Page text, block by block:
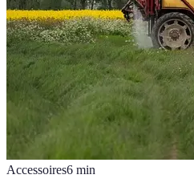
Accessoires6 min